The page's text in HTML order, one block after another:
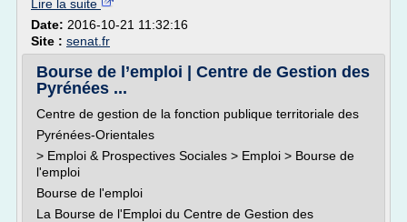
Lire la suite
Date: 2016-10-21 11:32:16
Site : senat.fr
Bourse de l’emploi | Centre de Gestion des
Pyrénées ...
Centre de gestion de la fonction publique territoriale des
Pyrénées-Orientales
> Emploi & Prospectives Sociales > Emploi > Bourse de
l'emploi
Bourse de l'emploi
La Bourse de l'Emploi du Centre de Gestion des